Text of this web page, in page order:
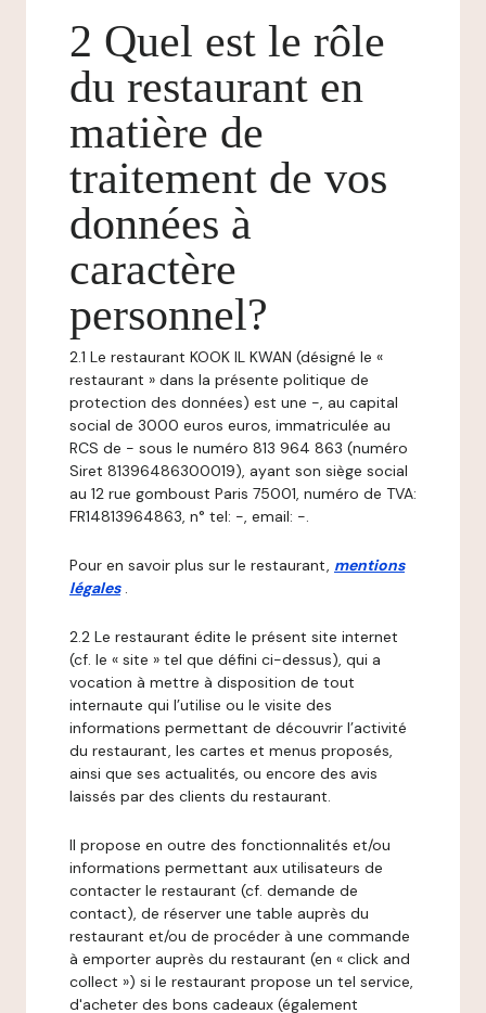
2 Quel est le rôle
du restaurant en
matière de
traitement de vos
données à
caractère
personnel?
2.1 Le restaurant KOOK IL KWAN (désigné le «
restaurant » dans la présente politique de
protection des données) est une -, au capital
social de 3000 euros euros, immatriculée au
RCS de - sous le numéro 813 964 863 (numéro
Siret 81396486300019), ayant son siège social
au 12 rue gomboust Paris 75001, numéro de TVA:
FR14813964863, n° tel: -, email: -.
Pour en savoir plus sur le restaurant, mentions
légales .
2.2 Le restaurant édite le présent site internet
(cf. le « site » tel que défini ci-dessus), qui a
vocation à mettre à disposition de tout
internaute qui l’utilise ou le visite des
informations permettant de découvrir l’activité
du restaurant, les cartes et menus proposés,
ainsi que ses actualités, ou encore des avis
laissés par des clients du restaurant.
Il propose en outre des fonctionnalités et/ou
informations permettant aux utilisateurs de
contacter le restaurant (cf. demande de
contact), de réserver une table auprès du
restaurant et/ou de procéder à une commande
à emporter auprès du restaurant (en « click and
collect ») si le restaurant propose un tel service,
d'acheter des bons cadeaux (également